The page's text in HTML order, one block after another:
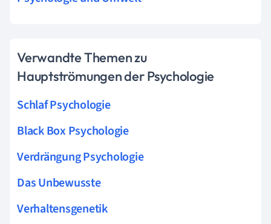
Verwandte Themen zu
Hauptströmungen der Psychologie
Schlaf Psychologie
Black Box Psychologie
Verdrängung Psychologie
Das Unbewusste
Verhaltensgenetik